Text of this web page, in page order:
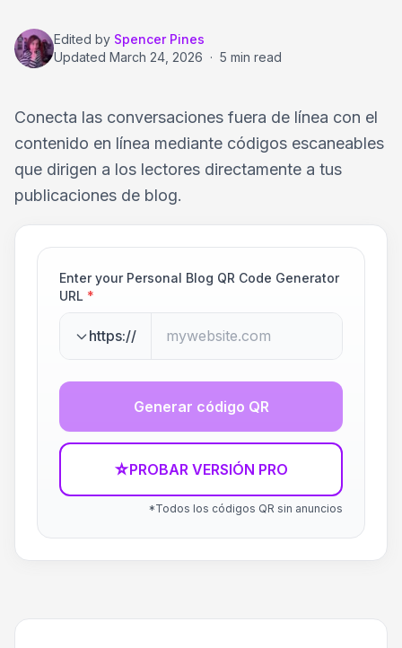
Edited by Spencer Pines
Updated March 24, 2026 · 5 min read
Conecta las conversaciones fuera de línea con el
contenido en línea mediante códigos escaneables
que dirigen a los lectores directamente a tus
publicaciones de blog.
Enter your Personal Blog QR Code Generator
URL *
https://
Generar código QR
☆PROBAR VERSIÓN PRO
*Todos los códigos QR sin anuncios